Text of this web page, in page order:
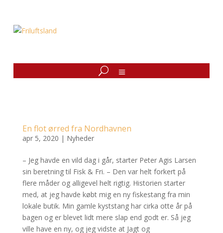
En flot ørred fra Nordhavnen
apr 5, 2020 | Nyheder
– Jeg havde en vild dag i går, starter Peter Agis Larsen
sin beretning til Fisk & Fri. – Den var helt forkert på
flere måder og alligevel helt rigtig. Historien starter
med, at jeg havde købt mig en ny fiskestang fra min
lokale butik. Min gamle kyststang har cirka otte år på
bagen og er blevet lidt mere slap end godt er. Så jeg
ville have en ny, og jeg vidste at Jagt og